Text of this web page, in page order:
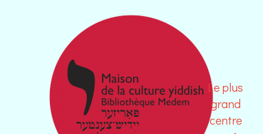
Le plus
grand
centre